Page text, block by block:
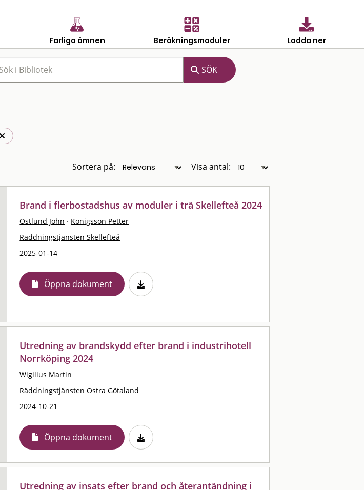
Farliga ämnen Beräkningsmoduler Ladda ner
Sortera på: Visa antal:
Brand i flerbostadshus av moduler i trä Skellefteå 2024
Östlund John · Königsson Petter
Räddningstjänsten Skellefteå
2025-01-14
Öppna dokument
Utredning av brandskydd efter brand i industrihotell
Norrköping 2024
Wigilius Martin
Räddningstjänsten Östra Götaland
2024-10-21
Öppna dokument
Utredning av insats efter brand och återantändning i